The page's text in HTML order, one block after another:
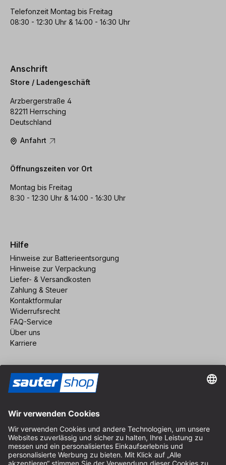
Telefonzeit Montag bis Freitag
08:30 - 12:30 Uhr & 14:00 - 16:30 Uhr
Anschrift
Store / Ladengeschäft
Arzbergerstraße 4
82211 Herrsching
Deutschland
Anfahrt
Öffnungszeiten vor Ort
Montag bis Freitag
8:30 - 12:30 Uhr & 14:00 - 16:30 Uhr
Hilfe
Hinweise zur Batterieentsorgung
Hinweise zur Verpackung
Liefer- & Versandkosten
Zahlung & Steuer
Kontaktformular
Widerrufsrecht
FAQ-Service
Über uns
Karriere
Impressum
AGB
Datenschutz